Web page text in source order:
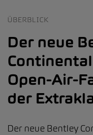
ÜBERBLICK
Der neue
Continental
Open-Air-
der
Der neue Bentley